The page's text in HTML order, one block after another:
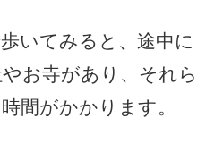
いてみると、途中に
お寺があり、それら
間がかかります。